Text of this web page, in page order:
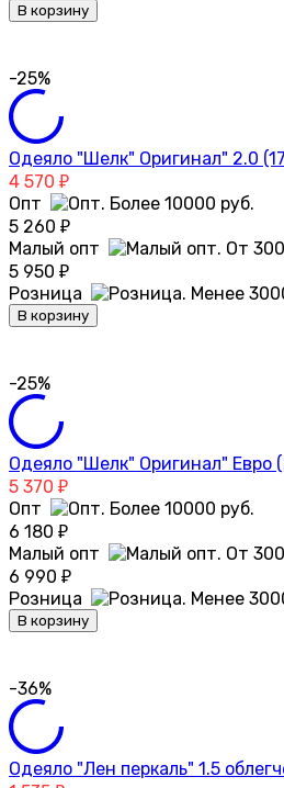
В корзину
-25%
Одеяло "Шелк" Оригинал" 2.0
4 570 ₽
Опт
5 260 ₽
Малый опт
5 950 ₽
Розница
В корзину
-25%
Одеяло "Шелк" Оригинал" Евро
5 370 ₽
Опт
6 180 ₽
Малый опт
6 990 ₽
Розница
В корзину
-36%
Одеяло "Лен перкаль" 1.5